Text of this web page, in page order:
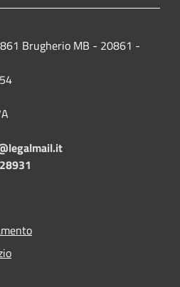
Brugherio MB - 20861 -